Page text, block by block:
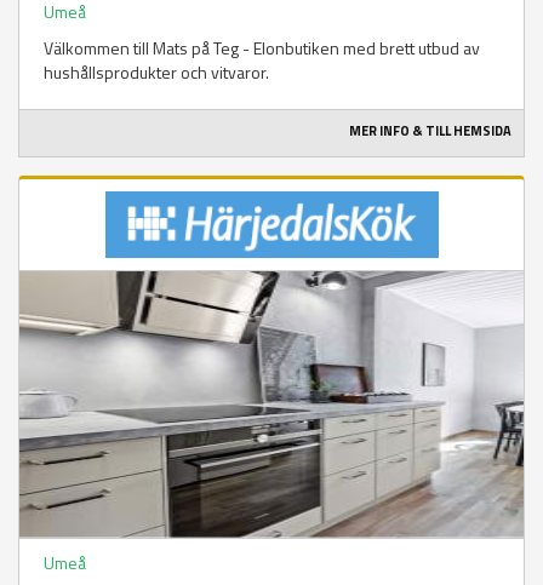
Umeå
Välkommen till Mats på Teg - Elonbutiken med brett utbud av
hushållsprodukter och vitvaror.
MER INFO & TILL HEMSIDA
Umeå